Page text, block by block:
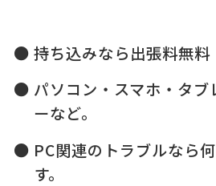
持ち込みなら出張料無料
パソコン・スマホ・タブ
ーなど。
PC関連のトラブルなら
す。